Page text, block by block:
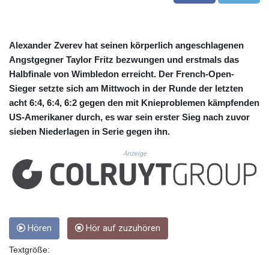
CUC 1.156136
CZK 24.258158
DJF 205.267449
DKK 7.477932
DZD 152.967099
EGP 57.293288
ERN 17.342035
ETB 186.049588
FKP 0.8566
GBP 0.856968
GEL 3.017966
GIP 0.8566
GMD 84.980421
Alexander Zverev hat seinen körperlich angeschlagenen
Angstgegner Taylor Fritz bezwungen und erstmals das
Halbfinale von Wimbledon erreicht. Der French-Open-
Sieger setzte sich am Mittwoch in der Runde der letzten
acht 6:4, 6:4, 6:2 gegen den mit Knieproblemen kämpfenden
US-Amerikaner durch, es war sein erster Sieg nach zuvor
sieben Niederlagen in Serie gegen ihn.
Anzeige
Hören Hör auf zuzuhören
Textgröße: